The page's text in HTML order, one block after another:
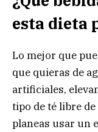
esta dieta
Lo mejor que
que quieras de
artificiales,
tipo de té libre
planeas usar un